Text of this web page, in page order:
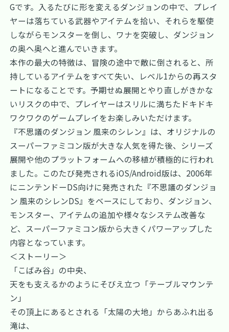
Gです。入るたびに形を変えるダンジョンの中で、プレイ
ヤーは落ちている武器やアイテムを拾い、それらを駆使
しながらモンスターを倒し、ワナを突破し、ダンジョン
の奥へ奥へと進んでいきます。
本作の最大の特徴は、冒険の途中で敵に倒されると、所
持しているアイテムをすべて失い、レベル1からの再スタ
ートになることです。予期せぬ展開とやり直しがきかな
いリスクの中で、プレイヤーはスリルに満ちたドキドキ
ワクワクのゲームプレイをお楽しみいただけます。
『不思議のダンジョン 風来のシレン』は、オリジナルの
スーパーファミコン版が大きな人気を得た後、シリーズ
展開や他のプラットフォームへの移植が積極的に行われ
ました。このたび発売されるiOS/Android版は、2006年
にニンテンドーDS向けに発売された『不思議のダンジョ
ン 風来のシレンDS』をベースにしており、ダンジョン、
モンスター、アイテムの追加や様々なシステム改善な
ど、スーパーファミコン版から大きくパワーアップした
内容となっています。
＜ストーリー＞
「こばみ谷」の中央、
天をも支えるかのようにそびえ立つ「テーブルマウンテ
ン」
その頂上にあるとされる「太陽の大地」からあふれ出る
滝は、